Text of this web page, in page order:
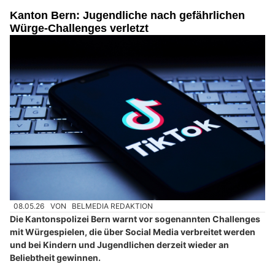
Kanton Bern: Jugendliche nach gefährlichen
Würge-Challenges verletzt
08.05.26 VON BELMEDIA REDAKTION
Die Kantonspolizei Bern warnt vor sogenannten Challenges
mit Würgespielen, die über Social Media verbreitet werden
und bei Kindern und Jugendlichen derzeit wieder an
Beliebtheit gewinnen.